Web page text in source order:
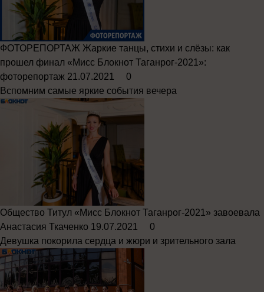
ФОТОРЕПОРТАЖ Жаркие танцы, стихи и слёзы: как
прошел финал «Мисс Блокнот Таганрог-2021»:
фоторепортаж 21.07.2021
0
Вспомним самые яркие события вечера
Общество Титул «Мисс Блокнот Таганрог-2021» завоевала
Анастасия Ткаченко 19.07.2021
0
Девушка покорила сердца и жюри и зрительного зала